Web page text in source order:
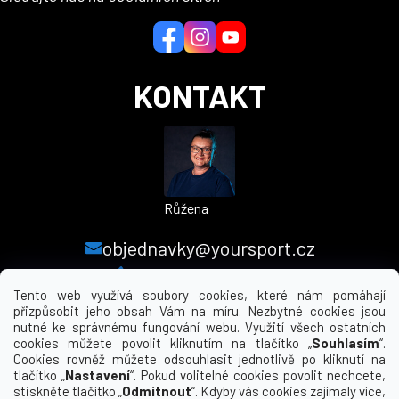
Tento web využívá soubory cookies, které nám pomáhají
přizpůsobit jeho obsah Vám na míru. Nezbytné cookies jsou
nutné ke správnému fungování webu. Využití všech ostatních
cookies můžete povolit kliknutím na tlačítko „Souhlasím“.
Cookies rovněž můžete odsouhlasit jednotlivě po kliknutí na
tlačítko „Nastavení“. Pokud volitelné cookies povolit nechcete,
stiskněte tlačítko „Odmítnout“. Kdyby vás cookies zajímaly více,
KONTAKT
Růžena
objednavky@yoursport.cz
+420 224 250 000
MENU
INFORMACE PRO VÁS